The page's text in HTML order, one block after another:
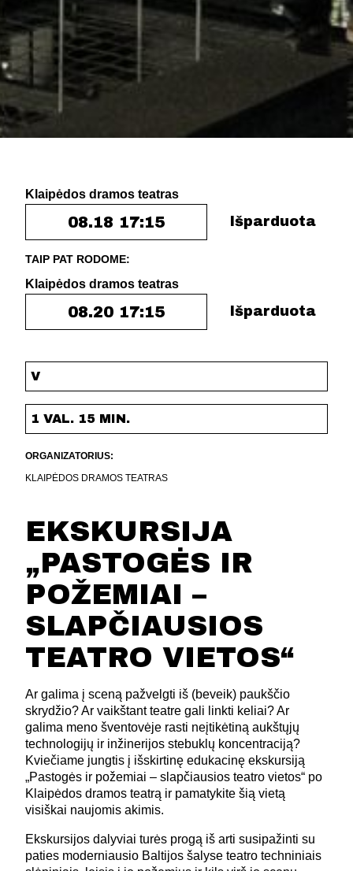
Klaipėdos dramos teatras
08.18 17:15 Išparduota
TAIP PAT RODOME:
Klaipėdos dramos teatras
08.20 17:15 Išparduota
V
1 VAL. 15 MIN.
ORGANIZATORIUS:
KLAIPĖDOS DRAMOS TEATRAS
EKSKURSIJA
„PASTOGĖS IR
POŽEMIAI –
SLAPČIAUSIOS
TEATRO VIETOS“
Ar galima į sceną pažvelgti iš (beveik) paukščio
skrydžio? Ar vaikštant teatre gali linkti keliai? Ar
galima meno šventovėje rasti neįtikėtiną aukštųjų
technologijų ir inžinerijos stebuklų koncentraciją?
Kviečiame jungtis į išskirtinę edukacinę ekskursiją
„Pastogės ir požemiai – slapčiausios teatro vietos“ po
Klaipėdos dramos teatrą ir pamatykite šią vietą
visiškai naujomis akimis.
Ekskursijos dalyviai turės progą iš arti susipažinti su
paties moderniausio Baltijos šalyse teatro techniniais